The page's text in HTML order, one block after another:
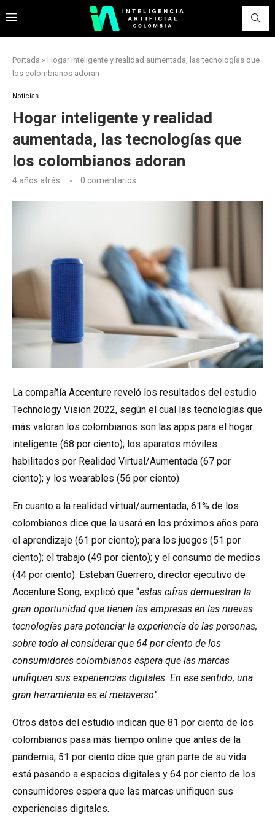
Portada » Hogar inteligente y realidad aumentada, las tecnologías que
los colombianos adoran
Noticias
Hogar inteligente y realidad
aumentada, las tecnologías que
los colombianos adoran
4 años atrás 0 comentarios
La compañía Accenture reveló los resultados del estudio
Technology Vision 2022, según el cual las tecnologías que
más valoran los colombianos son las apps para el hogar
inteligente (68 por ciento); los aparatos móviles
habilitados por Realidad Virtual/Aumentada (67 por
ciento); y los wearables (56 por ciento).
En cuanto a la realidad virtual/aumentada, 61% de los
colombianos dice que la usará en los próximos años para
el aprendizaje (61 por ciento); para los juegos (51 por
ciento); el trabajo (49 por ciento); y el consumo de medios
(44 por ciento). Esteban Guerrero, director ejecutivo de
Accenture Song, explicó que “estas cifras demuestran la
gran oportunidad que tienen las empresas en las nuevas
tecnologías para potenciar la experiencia de las personas,
sobre todo al considerar que 64 por ciento de los
consumidores colombianos espera que las marcas
unifiquen sus experiencias digitales. En ese sentido, una
gran herramienta es el metaverso”.
Otros datos del estudio indican que 81 por ciento de los
colombianos pasa más tiempo online que antes de la
pandemia; 51 por ciento dice que gran parte de su vida
está pasando a espacios digitales y 64 por ciento de los
consumidores espera que las marcas unifiquen sus
experiencias digitales.